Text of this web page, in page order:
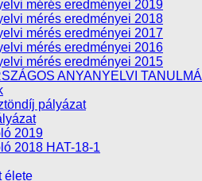
mérés eredményei 2019
mérés eredményei 2018
mérés eredményei 2017
mérés eredményei 2016
mérés eredményei 2015
ANYANYELVI
pályázat
2019
2018 HAT-18-1
élete